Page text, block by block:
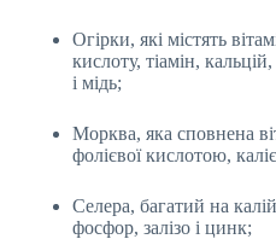
Огірки, які містять
кислоту, тіамін,
і мідь;
Морква, яка сповнена
фолієвої кислотою,
Селера, багатий на
фосфор, залізо і цинк;